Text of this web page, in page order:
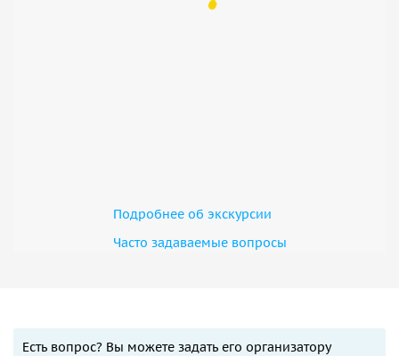
Подробнее об экскурсии
Часто задаваемые вопросы
Есть вопрос? Вы можете задать его организатору